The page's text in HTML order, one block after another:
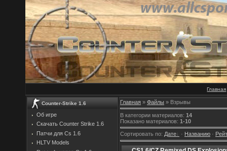
Главная
Counter-Strike 1.6
Об игре
Скачать Counter Strike 1.6
Патчи для Cs 1.6
HLTV Models
Главная » Файлы » Взрывы
В категории материалов: 14
Показано материалов: 1-10
Сортировать по: Дате · Названию ·